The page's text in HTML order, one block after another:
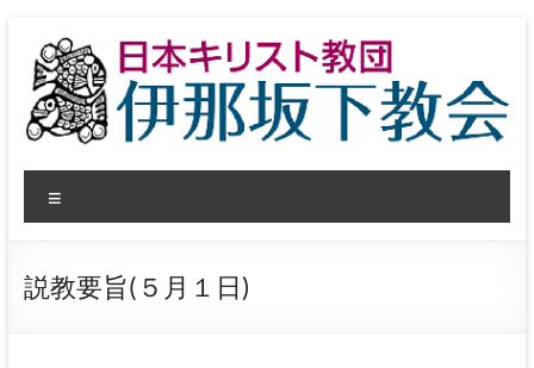
ス
ッ
日
本
キ
リ
ニ
ー
説教要旨(５月１日)